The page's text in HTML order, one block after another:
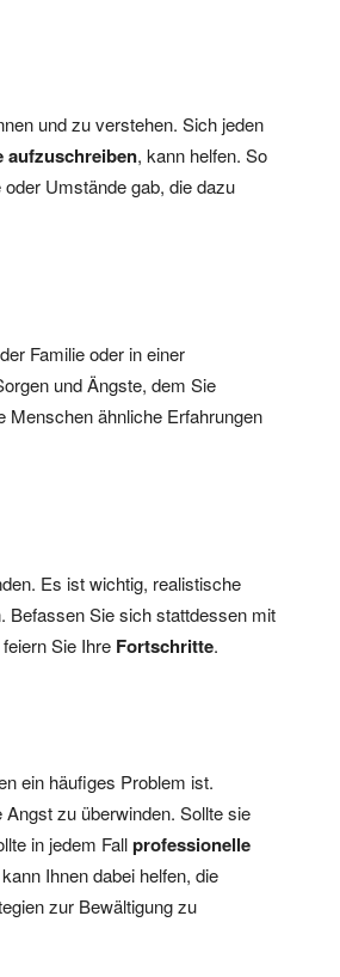
und zu verstehen. Sich jeden
aufzuschreiben, kann helfen. So
Umstände gab, die dazu
Familie oder in einer
und Ängste, dem Sie
Menschen ähnliche Erfahrungen
Es ist wichtig, realistische
Befassen Sie sich stattdessen mit
Sie Ihre Fortschritte.
ein häufiges Problem ist.
zu überwinden. Sollte sie
in jedem Fallprofessionelle
Ihnen dabei helfen, die
zur Bewältigung zu